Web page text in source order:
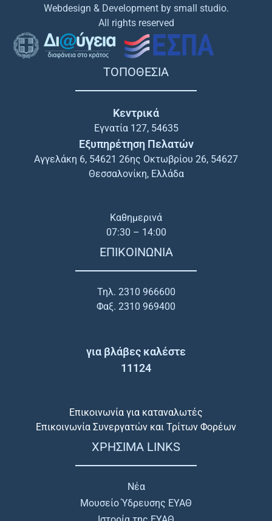
Webdesign & Development by small studio.
All rights reserved
ΤΟΠΟΘΕΣΙΑ
Κεντρικά
Εγνατία 127, 54635
Εξυπηρέτηση Πελατών
Αγγελάκη 6, 54621 26ης Οκτωβρίου 26, 54627
Θεσσαλονίκη, Ελλάδα
Καθημερινά
07:30 – 14:00
ΕΠΙΚΟΙΝΩΝΙΑ
Τηλ. 2310 966600
Φαξ. 2310 969400
για βλάβες καλέστε
11124
Επικοινωνία για καταναλωτές
Επικοινωνία Συνεργατών και Τρίτων Φορέων
ΧΡΗΣΙΜΑ LINKS
Νέα
Μουσείο Ύδρευσης ΕΥΑΘ